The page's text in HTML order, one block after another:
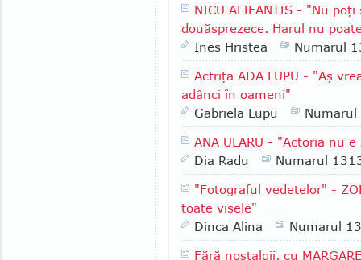
NICU ALIFANTIS - "Nu
douăsprezece. Harul nu
Ines Hristea
Numarul
Actriţa ADA LUPU - "Aş
adânci în oameni"
Gabriela Lupu
ANA ULARU - "Actoria nu
Dia Radu
Numarul
"Fotograful vedetelor" -
toate visele"
Dinca Alina
Numarul
Fără nostalgii, cu